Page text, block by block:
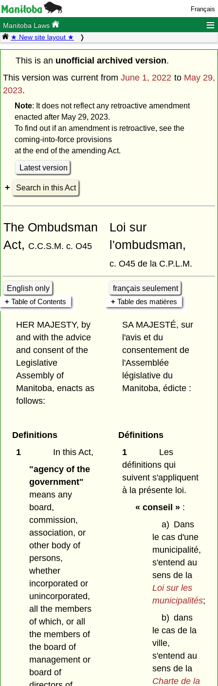
Français
Manitoba Laws ≡
★ New site layout ★
This is an unofficial archived version.
This version was current from June 1, 2022 to May 29,
2023.
Note: It does not reflect any retroactive amendment
enacted after May 29, 2023.
To find out if an amendment is retroactive, see the
coming-into-force provisions
at the end of the amending Act.
Latest version
Search in this Act
The Ombudsman
Act, C.C.S.M. c. O45
Loi sur
l'ombudsman,
c. O45 de la C.P.L.M.
English only
français seulement
Table of Contents
Table des matières
HER MAJESTY, by
and with the advice
and consent of the
Legislative
Assembly of
Manitoba, enacts as
follows:
SA MAJESTÉ, sur
l'avis et du
consentement de
l'Assemblée
législative du
Manitoba, édicte :
Definitions
1
In this Act,
"agency of the
government"
means any
board,
commission,
association, or
other body of
persons,
whether
incorporated or
unincorporated,
all the members
of which, or all
the members of
the board of
management or
board of
Définitions
1
Les
définitions qui
suivent s'appliquent
à la présente loi.
« conseil »:
a) Dans
le cas d'une
municipalité,
s'entend au
sens de la
Loi sur les
municipalités;
b) dans
le cas de la
ville,
s'entend au
sens de la
Charte de la